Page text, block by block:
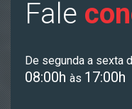
Fale
De segunda a sexta
08:00h às 17:00h